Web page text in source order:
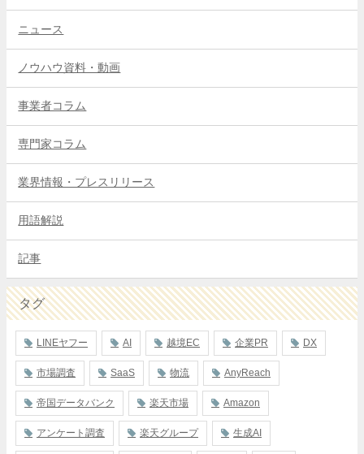
ニュース
ノウハウ資料・動画
事業者コラム
専門家コラム
業界情報・プレスリリース
用語解説
記事
タグ
LINEヤフー AI 越境EC 企業PR DX
市場調査 SaaS 物流 AnyReach
帝国データバンク 楽天市場 Amazon
アンケート調査 楽天グループ 生成AI